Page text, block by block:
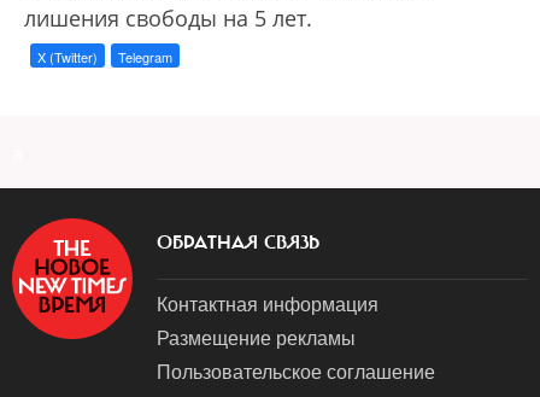
лишения свободы на 5 лет.
X (Twitter) Telegram
ОБРАТНАЯ СВЯЗЬ
Контактная информация
Размещение рекламы
Пользовательское соглашение